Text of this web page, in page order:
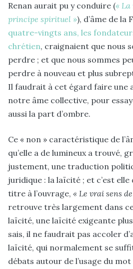
Renan aurait pu y conduire («
principe spirituel »), d’âme de la
quatre-vingts ans, les
chrétien, craignaient que nous
perdre ; et que nous sommes
perdre à nouveau et plus
Il faudrait à cet égard faire une
notre âme collective, pour
aussi la part d’ombre.
Ce « non » caractéristique de
qu’elle a de lumineux a trouvé,
justement, une traduction
juridique : la laïcité ; et c’est
titre à l’ouvrage, « Le vrai sens
retrouve très largement dans
laïcité, une laïcité exigeante
sais, il ne faudrait pas accoler
laïcité, qui normalement se
débats autour de l’usage du